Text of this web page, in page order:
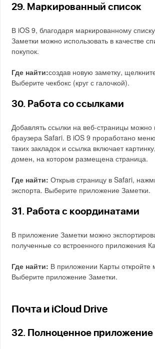
29. Маркированный список
В iOS 9, благодаря маркированному
Заметки можно использовать в качестве
покупок.
Где найти:создав новую заметку,
Выберите чекбокс (круг с галочкой).
30. Работа со ссылками
Добавлять ссылки на веб-страницы
браузера Safari. В iOS 9 проработано
таких закладок и ссылка включает
домен, на котором размещена страница.
Где найти: Открыв страницу в Safari,
экспорта. Выберите приложение Заметки.
31. Работа с координатами
В приложение Заметки можно
полученные со встроенного приложения
Где найти: В приложении Карты откройте
Выберите приложение Заметки.
Почта и iCloud Drive
32. Полноценное приложение